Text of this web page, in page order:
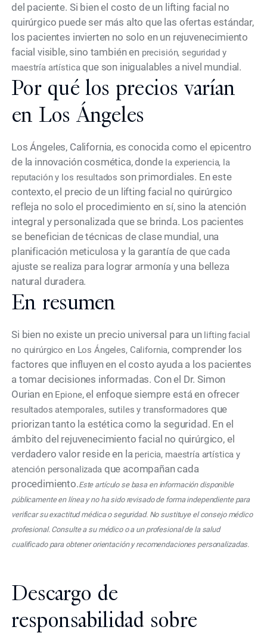
del paciente. Si bien el costo de un lifting facial no
quirúrgico puede ser más alto que las ofertas estándar,
los pacientes invierten no solo en un rejuvenecimiento
facial visible, sino también en precisión, seguridad y
maestría artística que son inigualables a nivel mundial.
Por qué los precios varían
en Los Ángeles
Los Ángeles, California, es conocida como el epicentro
de la innovación cosmética, donde la experiencia, la
reputación y los resultados son primordiales. En este
contexto, el precio de un lifting facial no quirúrgico
refleja no solo el procedimiento en sí, sino la atención
integral y personalizada que se brinda. Los pacientes
se benefician de técnicas de clase mundial, una
planificación meticulosa y la garantía de que cada
ajuste se realiza para lograr armonía y una belleza
natural duradera.
En resumen
Si bien no existe un precio universal para un lifting facial
no quirúrgico en Los Ángeles, California, comprender los
factores que influyen en el costo ayuda a los pacientes
a tomar decisiones informadas. Con el Dr. Simon
Ourian en Epione, el enfoque siempre está en ofrecer
resultados atemporales, sutiles y transformadores que
priorizan tanto la estética como la seguridad. En el
ámbito del rejuvenecimiento facial no quirúrgico, el
verdadero valor reside en la pericia, maestría artística y
atención personalizada que acompañan cada
procedimiento.Este artículo se basa en información disponible
públicamente en línea y no ha sido revisado de forma independiente para
verificar su exactitud médica o seguridad. No sustituye el consejo médico
profesional. Consulte a su médico o a un profesional de la salud
cualificado para obtener orientación y recomendaciones personalizadas.
Descargo de
responsabilidad sobre